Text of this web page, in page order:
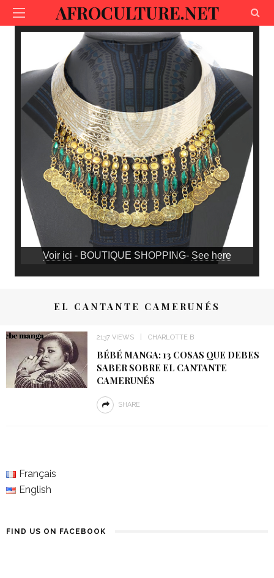
AFROCULTURE.NET
Voir ici - BOUTIQUE SHOPPING- See here
EL CANTANTE CAMERUNÉS
2137 VIEWS CHARLOTTE B
BÉBÉ MANGA: 13 COSAS QUE DEBES
SABER SOBRE EL CANTANTE
CAMERUNÉS
SHARE
Français
English
FIND US ON FACEBOOK